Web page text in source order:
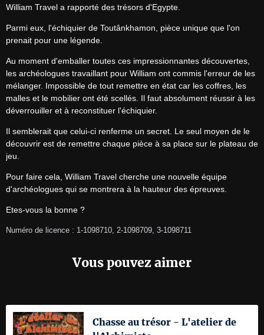
William Travel a rapporté des trésors d'Egypte.
Parmi eux, l'échiquier de Toutânkhamon, pièce unique que l'on
prenait pour une légende.
Au moment d'emballer toutes ces impressionnantes découvertes,
les archéologues travaillant pour William ont commis l'erreur de les
mélanger. Impossible de tout remettre en état car les coffres, les
malles et le mobilier ont été scellés. Il faut absolument réussir à les
déverrouiller et à reconstituer l'échiquier.
Il semblerait que celui-ci renferme un secret. Le seul moyen de le
découvrir est de remettre chaque pièce à sa place sur le plateau de
jeu.
Pour faire cela, William Travel cherche une nouvelle équipe
d'archéologues qui se montrera à la hauteur des épreuves.
Etes-vous la bonne ?
Numéro de licence : 1-1098710, 2-1098709, 3-1098711
Vous pouvez aimer
Chasse au trésor - L'atelier de